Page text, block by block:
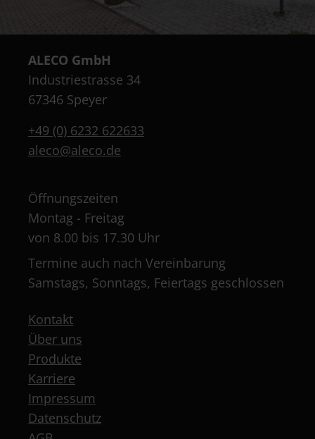
ALECO GmbH
Industriestrasse 34
67346 Speyer
+49 (0) 6232 622633
aleco@aleco.de
Öffnungszeiten
Montag - Freitag
von 8.00 bis 17.30 Uhr
Termine auch nach Vereinbarung
Samstags, Sonntags, Feiertags geschlossen
Kontakt
Über uns
Produkte
Karriere
Impressum
Datenschutz